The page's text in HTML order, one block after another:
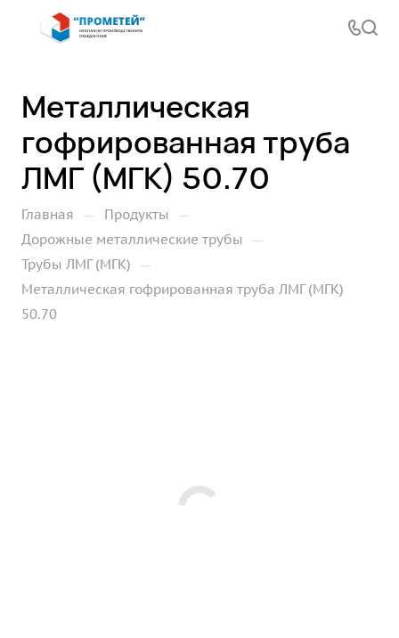
Металлическая
гофрированная труба
ЛМГ (МГК) 50.70
Главная — Продукты —
Дорожные металлические трубы —
Трубы ЛМГ (МГК) —
Металлическая гофрированная труба ЛМГ (МГК)
50.70